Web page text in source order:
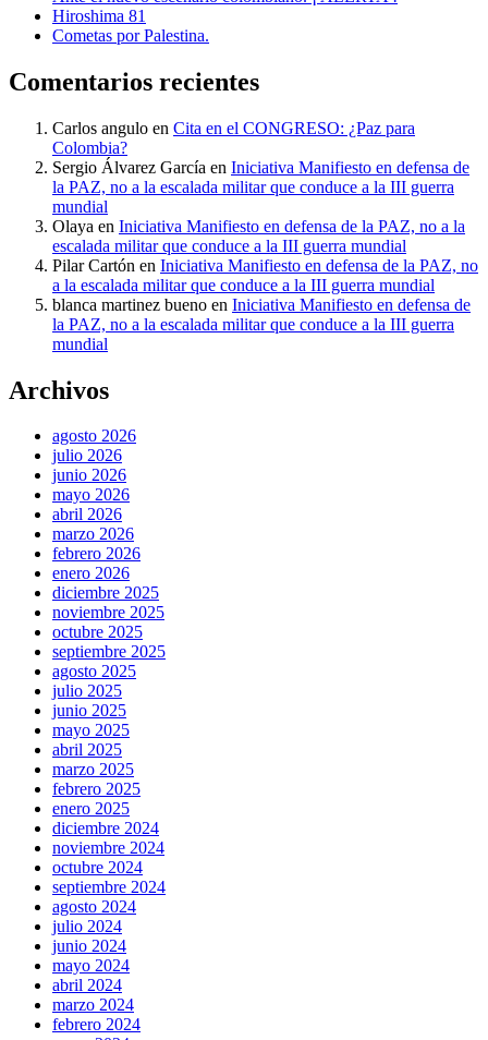
Hiroshima 81
Cometas por Palestina.
Comentarios recientes
Carlos angulo en Cita en el CONGRESO: ¿Paz para
Colombia?
Sergio Álvarez García en Iniciativa Manifiesto en defensa de
la PAZ, no a la escalada militar que conduce a la III guerra
mundial
Olaya en Iniciativa Manifiesto en defensa de la PAZ, no a la
escalada militar que conduce a la III guerra mundial
Pilar Cartón en Iniciativa Manifiesto en defensa de la PAZ, no
a la escalada militar que conduce a la III guerra mundial
blanca martinez bueno en Iniciativa Manifiesto en defensa de
la PAZ, no a la escalada militar que conduce a la III guerra
mundial
Archivos
agosto 2026
julio 2026
junio 2026
mayo 2026
abril 2026
marzo 2026
febrero 2026
enero 2026
diciembre 2025
noviembre 2025
octubre 2025
septiembre 2025
agosto 2025
julio 2025
junio 2025
mayo 2025
abril 2025
marzo 2025
febrero 2025
enero 2025
diciembre 2024
noviembre 2024
octubre 2024
septiembre 2024
agosto 2024
julio 2024
junio 2024
mayo 2024
abril 2024
marzo 2024
febrero 2024